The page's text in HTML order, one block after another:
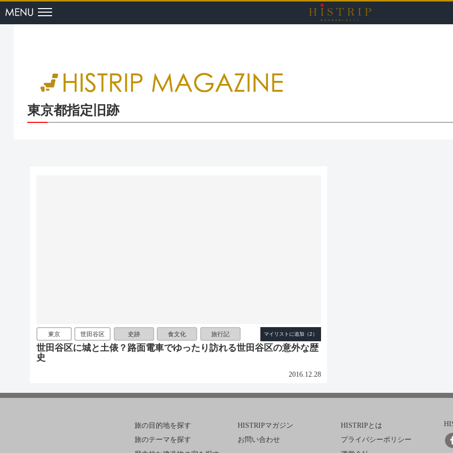
HISTRIP（
東京都指定旧跡
東京 世田谷区 史跡 食文化 旅行記
世田谷区に城と土俵？路面電車でゆったり訪れる世田谷区の意外な歴
史
2016.12.28
旅の目的地を探す
旅のテーマを探す
HISTRIPマガジン
お問い合わせ
HISTRIPとは
プライバシーポリシー